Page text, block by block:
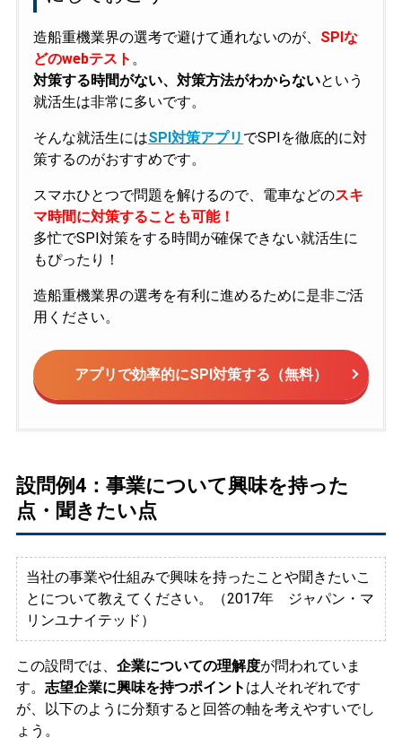
造船重機業界の選考で避けて通れないのが、 SPIな
どのwebテスト 。
対策する時間がない、対策方法がわからないという
就活生は非常に多いです。
そんな就活生にはSPI対策アプリ でSPIを徹底的に対
策するのがおすすめです。
スマホひとつで問題を解けるので、電車などのスキ
マ時間に対策することも可能！
多忙でSPI対策をする時間が確保できない就活生に
もぴったり！
造船重機業界の選考を有利に進めるために是非ご活
用ください。
アプリで効率的にSPI対策する（無料）
設問例4：事業について興味を持った
点・聞きたい点
当社の事業や仕組みで興味を持ったことや聞きたいこ
とについて教えてください。（2017年 ジャパン・マ
リンユナイテッド）
この設問では、 企業についての理解度が問われていま
す。 志望企業に興味を持つポイント は人それぞれです
が、以下のように分類すると回答の軸を考えやすいでし
ょう。